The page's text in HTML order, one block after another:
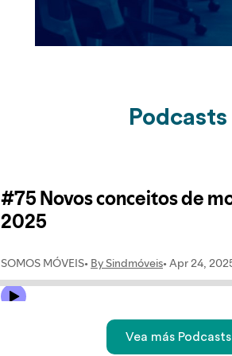
Podcasts
Vea más Podcasts